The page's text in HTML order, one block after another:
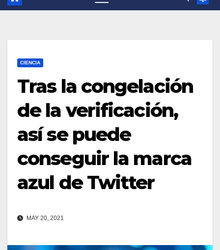
CIENCIA
Tras la congelación
de la verificación,
así se puede
conseguir la marca
azul de Twitter
MAY 20, 2021